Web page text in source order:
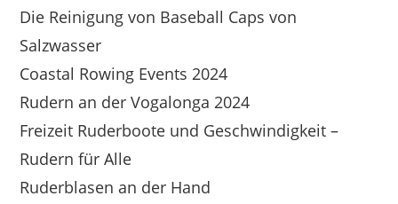
Die Reinigung von Baseball Caps von
Salzwasser
Coastal Rowing Events 2024
Rudern an der Vogalonga 2024
Freizeit Ruderboote und Geschwindigkeit –
Rudern für Alle
Ruderblasen an der Hand